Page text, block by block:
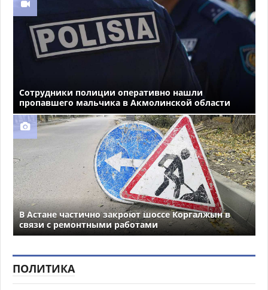
Сотрудники полиции оперативно нашли
пропавшего мальчика в Акмолинской области
В Астане частично закроют шоссе Коргалжын в
связи с ремонтными работами
ПОЛИТИКА